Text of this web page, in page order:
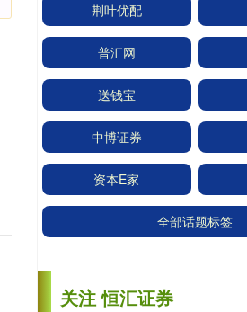
荆叶优配
普汇网
送钱宝
中博证券
资本E家
全部话题标签
关注 恒汇证券